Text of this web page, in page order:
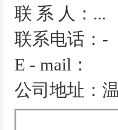
联 系 人：...
联系电话：-
E - mail：
公司地址：